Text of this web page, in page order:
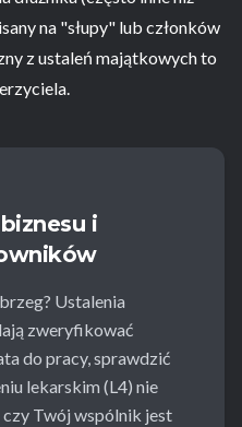
na "słupy" lub członków
z ustaleń majątkowych to
i
Ustalenia
zweryfikować
do pracy, sprawdzić
lekarskim (L4) nie
Twój wspólnik jest